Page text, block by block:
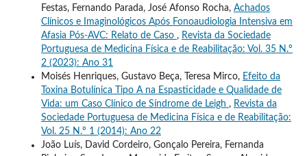
Festas, Fernando Parada, José Afonso Rocha, Achados
Clínicos e Imaginológicos Após Fonoaudiologia Intensiva em
Afasia Pós-AVC: Relato de Caso , Revista da Sociedade
Portuguesa de Medicina Física e de Reabilitação: Vol. 35 N.º
2 (2023): Ano 31
Moisés Henriques, Gustavo Beça, Teresa Mirco, Efeito da
Toxina Botulínica Tipo A na Espasticidade e Qualidade de
Vida: um Caso Clínico de Síndrome de Leigh , Revista da
Sociedade Portuguesa de Medicina Física e de Reabilitação:
Vol. 25 N.º 1 (2014): Ano 22
João Luís, David Cordeiro, Gonçalo Pereira, Fernanda